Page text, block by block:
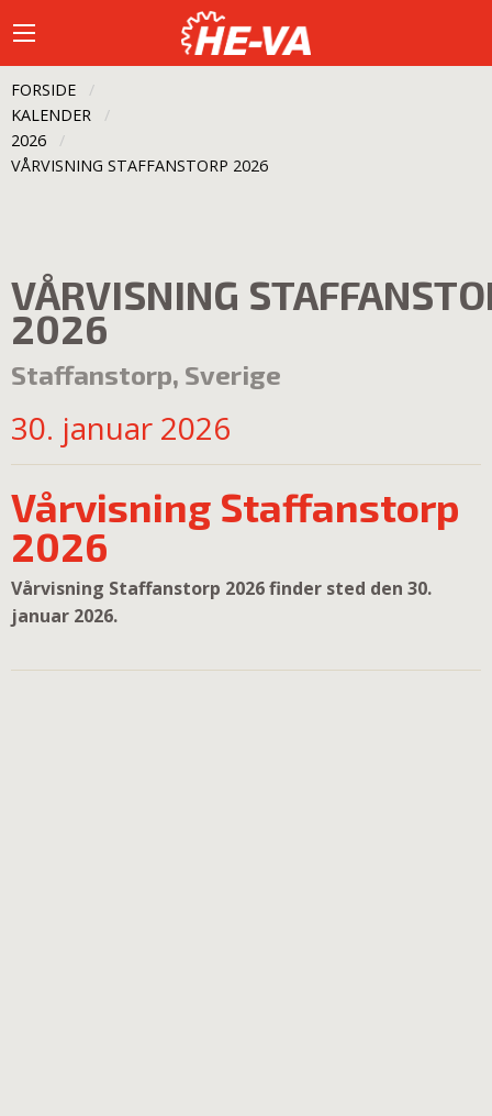
FORSIDE
KALENDER
2026
CURRENT:
VÅRVISNING STAFFANSTORP 2026
VÅRVISNING
2026
Staffanstorp, Sverige
30. januar 2026
Vårvisning Staffanstorp
2026
Vårvisning Staffanstorp 2026 finder sted den 30.
januar 2026.